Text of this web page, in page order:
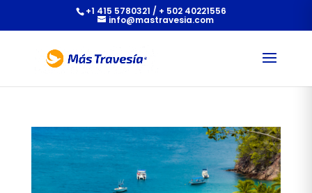
+1 415 5780321 / + 502 40221556
info@mastravesia.com